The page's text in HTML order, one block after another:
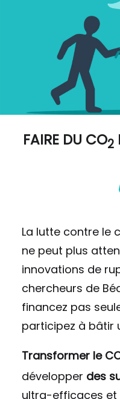
FAIRE DU CO2
La lutte contre le
ne peut plus
innovations de
chercheurs de
financez pas
participez à bâtir
Transformer le
développer des
ultra-efficaces et